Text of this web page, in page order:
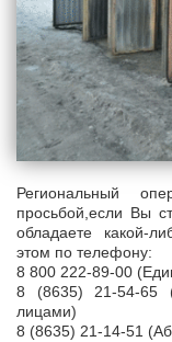
Региональный
просьбой,если Вы
обладаете какой-
этом по телефону:
8 800 222-89-00
8 (8635) 21-54-65
лицами)
8 (8635) 21-14-51